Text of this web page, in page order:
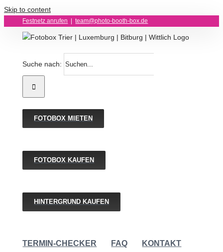
Skip to content
Festnetz anrufen team@photo-booth-box.de
Suche nach:
FOTOBOX MIETEN
FOTOBOX KAUFEN
HINTERGRUND KAUFEN
TERMIN-CHECKER FAQ KONTAKT